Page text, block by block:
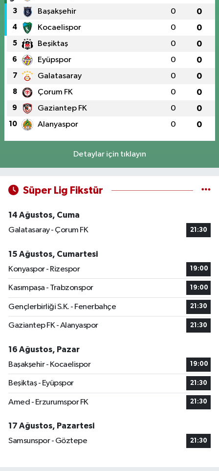
3 Başakşehir 0 0
4 Kocaelispor 0 0
5 Beşiktaş 0 0
6 Eyüpspor 0 0
7 Galatasaray 0 0
8 Çorum FK 0 0
9 Gaziantep FK 0 0
10 Alanyaspor 0 0
Detaylar için tıklayın
Süper Lig Fikstür
14 Ağustos, Cuma
Galatasaray - Çorum FK
21:30
15 Ağustos, Cumartesi
Konyaspor - Rizespor
19:00
Kasımpaşa - Trabzonspor 19:00
Gençlerbirliği S.K. - Fenerbahçe 21:30
Gaziantep FK - Alanyaspor 21:30
16 Ağustos, Pazar
Başakşehir - Kocaelispor
19:00
Beşiktaş - Eyüpspor 21:30
Amed - Erzurumspor FK 21:30
17 Ağustos, Pazartesi
Samsunspor - Göztepe
21:30